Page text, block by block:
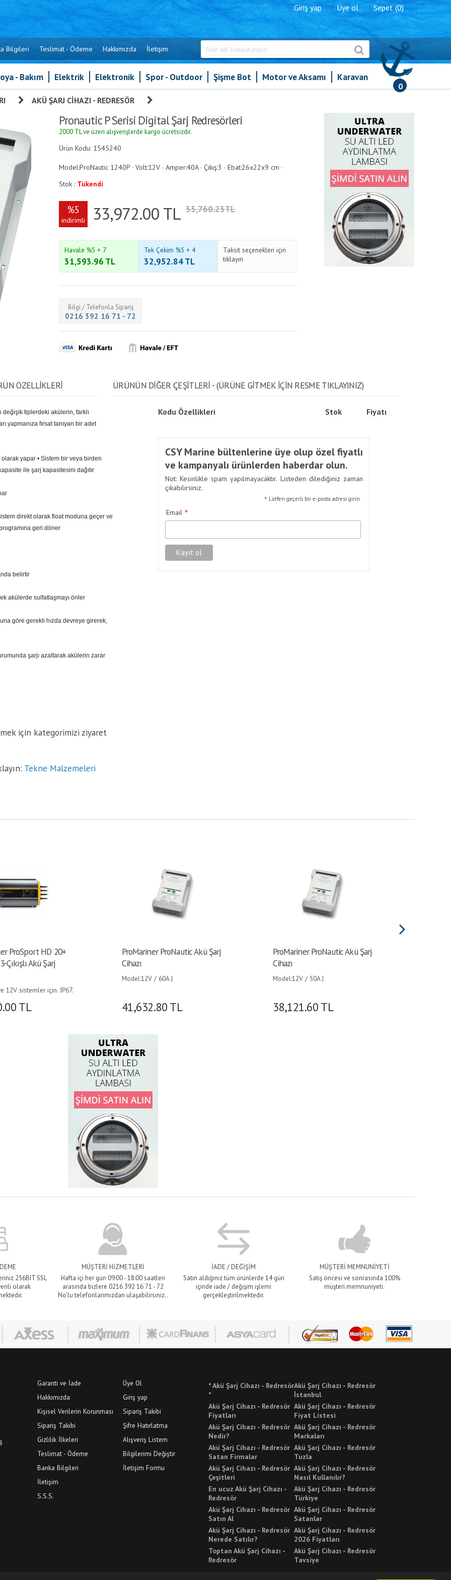
Giriş yap Üye ol Sepet (0)
Bilgileri Teslimat - Ödeme Hakkımızda İletişim
0
- Bakım Elektrik Elektronik Spor - Outdoor Şişme Bot Motor ve Aksamı Karavan
AKÜ ŞARJ CIHAZI - REDRESÖR
Pronautic P Serisi Digital Şarj Redresörleri
2000 TL ve üzeri alışverişlerde kargo ücretsizdir.
Ürün Kodu: 1545240
Model:ProNautic 1240P · Volt:12V · Amper:40A · Çıkış:3 · Ebat:26x22x9 cm ·
Stok : Tükendi
%5
indirimli 33,972.00 TL 35,760.23TL
Havale %5 + 7
31,593.96 TL
Tek Çekim %5 + 4
32,952.84TL
Taksit seçenekleri için
tıklayın
Bilgi / Telefonla Sipariş
0216 392 16 71 - 72
ÖZELLİKLERİ
tiplerdeki akülerin, farklı
yapmanıza fırsat tanıyan bir adet
yapar • Sistem bir veya birden
ile şarj kapasitesini dağıtır
direkt olarak float moduna geçer ve
geri döner
belirtir
akülerde sulfatlaşmayı önler
göre gerekli hızda devreye girerek,
şarjı azaltarak akülerin zarar
için kategorimizi ziyaret
Tekne Malzemeleri
ÜRÜNÜN DİĞER ÇEŞİTLERİ - (ÜRÜNE GITMEK IÇIN RESME TIKLAYINIZ)
Kodu Özellikleri Stok Fiyatı
CSY Marine bültenlerine üye olup özel fiyatlı
ve kampanyalı ürünlerden haberdar olun.
Not: Kesinlikle spam yapılmayacaktır. Listeden dilediğiniz zaman
çıkabilirsiniz.
* Lütfen geçerli bir e-posta adresi girin.
Email *
ProSport HD 20+
Çıkışlı Akü Şarj
12V sistemler için. IP67.
TL
ProMariner ProNautic Akü Şarj
Cihazı
Model:12V / 60A |
41,632.80 TL
ProMariner ProNautic Akü Şarj
Cihazı
Model:12V / 50A |
38,121.60 TL
256BIT SSL
olarak
MÜŞTERİ HİZMETLERİ
Hafta içi her gün 09:00 - 18:00 saatleri
arasında bizlere 0216 392 16 71 - 72
No’lu telefonlarımızdan ulaşabilirsiniz..
İADE / DEĞİŞİM
Satın aldığınız tüm ürünlerde 14 gün
içinde iade / değişim işlemi
gerçekleştirilmektedir.
MÜŞTERİ MEMNUNİYETİ
Satış öncesi ve sonrasında 100%
müşteri memnuniyeti.
Garanti ve İade
Hakkımızda
Kişisel Verilerin Korunması
Sipariş Takibi
Gizlilik İlkeleri
Teslimat - Ödeme
Banka Bilgileri
İletişim
S.S.S.
Üye Ol
Giriş yap
Sipariş Takibi
Şifre Hatırlatma
Alışveriş Listem
Bilgilerimi Değiştir
İletişim Formu
* Akü Şarj Cihazı - Redresör
*
Akü Şarj Cihazı - Redresör
Fiyatları
Akü Şarj Cihazı - Redresör
Nedir?
Akü Şarj Cihazı - Redresör
Satan Firmalar
Akü Şarj Cihazı - Redresör
Çeşitleri
En ucuz Akü Şarj Cihazı -
Redresör
Akü Şarj Cihazı - Redresör
Satın Al
Akü Şarj Cihazı - Redresör
Nerede Satılır?
Toptan Akü Şarj Cihazı -
Redresör
Akü Şarj Cihazı - Redresör
İstanbul
Akü Şarj Cihazı - Redresör
Fiyat Listesi
Akü Şarj Cihazı - Redresör
Markaları
Akü Şarj Cihazı - Redresör
Tuzla
Akü Şarj Cihazı - Redresör
Nasıl Kullanılır?
Akü Şarj Cihazı - Redresör
Türkiye
Akü Şarj Cihazı - Redresör
Satanlar
Akü Şarj Cihazı - Redresör
2026 Fiyatları
Akü Şarj Cihazı - Redresör
Tavsiye